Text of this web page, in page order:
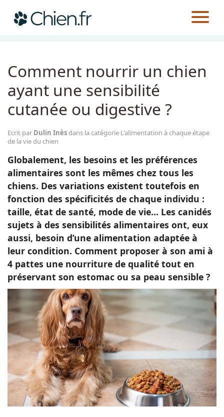
Races
Guides
CHIEN.FR GUIDES
ALIMENTATION
Comment nourrir un chien
ayant une sensibilité
cutanée ou digestive ?
Ecrit par Dulin Inèsdans la catégorie L'alimentation à chaque étape
de la vie du chien
Globalement, les besoins et les préférences
alimentaires sont les mêmes chez tous les
chiens. Des variations existent toutefois en
fonction des spécificités de chaque individu :
taille, état de santé, mode de vie… Les canidés
sujets à des sensibilités alimentaires ont, eux
aussi, besoin d’une alimentation adaptée à
leur condition. Comment proposer à son ami à
4 pattes une nourriture de qualité tout en
préservant son estomac ou sa peau sensible ?